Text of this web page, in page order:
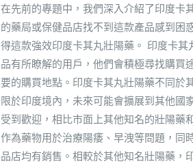
在先前的專題中，我們深入介紹了印度卡
的藥局或保健品店找不到這款產品感到困
得這款強效印度卡其丸壯陽藥。 印度卡
品有所瞭解的用戶，他們會積極尋找購買
要的購買地點。印度卡其丸壯陽藥不同於
限於印度境內，未來可能會擴展到其他國
受到歡迎，相比市面上其他知名的壯陽藥
作為藥物用於治療陽痿、早洩等問題，同
品店均有銷售。相較於其他知名壯陽藥，